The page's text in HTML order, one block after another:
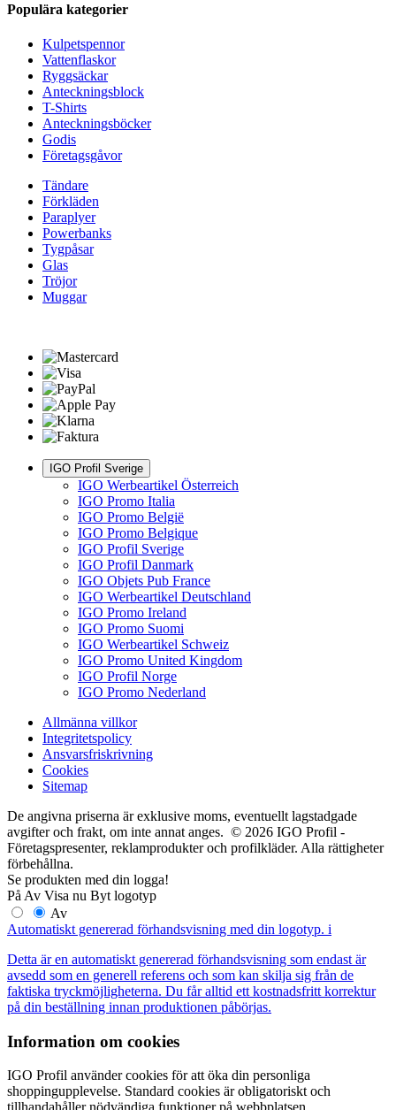
Populära kategorier
Kulpetspennor
Vattenflaskor
Ryggsäckar
Anteckningsblock
T-Shirts
Anteckningsböcker
Godis
Företagsgåvor
Tändare
Förkläden
Paraplyer
Powerbanks
Tygpåsar
Glas
Tröjor
Muggar
IGO Profil Sverige
IGO Werbeartikel Österreich
IGO Promo Italia
IGO Promo België
IGO Promo Belgique
IGO Profil Sverige
IGO Profil Danmark
IGO Objets Pub France
IGO Werbeartikel Deutschland
IGO Promo Ireland
IGO Promo Suomi
IGO Werbeartikel Schweiz
IGO Promo United Kingdom
IGO Profil Norge
IGO Promo Nederland
Allmänna villkor
Integritetspolicy
Ansvarsfriskrivning
Cookies
Sitemap
De angivna priserna är exklusive moms, eventuellt lagstadgade
avgifter och frakt, om inte annat anges. © 2026 IGO Profil -
Företagspresenter, reklamprodukter och profilkläder. Alla rättigheter
förbehållna.
Se produkten med din logga!
På Av Visa nu Byt logotyp
Av
Automatiskt genererad förhandsvisning med din logotyp. i
Detta är en automatiskt genererad förhandsvisning som endast är
avsedd som en generell referens och som kan skilja sig från de
faktiska tryckmöjligheterna. Du får alltid ett kostnadsfritt korrektur
på din beställning innan produktionen påbörjas.
Information om cookies
IGO Profil använder cookies för att öka din personliga
shoppingupplevelse. Standard cookies är obligatoriskt och